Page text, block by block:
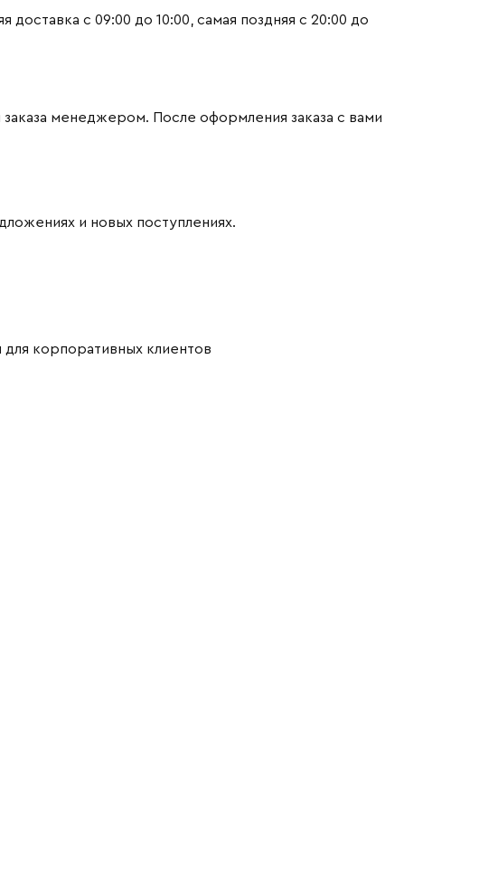
с 09:00 до 10:00, самая поздняя с 20:00 до
менеджером. После оформления заказа с вами
и новых поступлениях.
для корпоративных клиентов